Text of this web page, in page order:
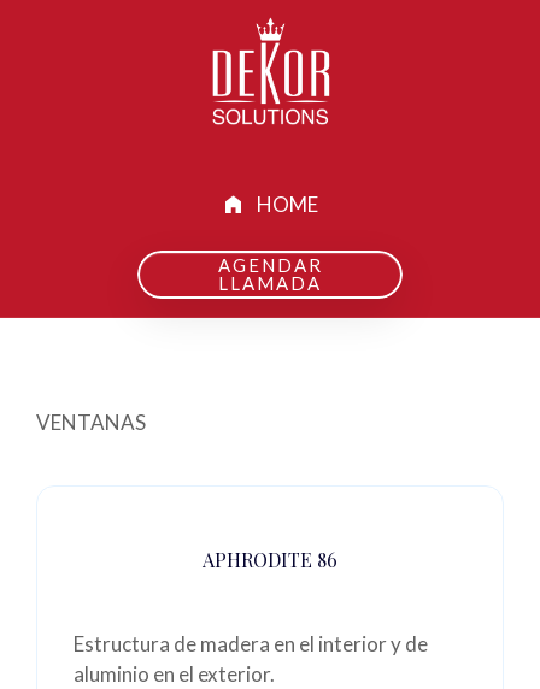
HOME
AGENDAR
LLAMADA
VENTANAS
APHRODITE 86
Estructura de madera en el interior y de
aluminio en el exterior.